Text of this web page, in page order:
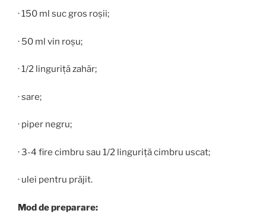
· 150 ml suc gros roșii;
· 50 ml vin roșu;
· 1/2 linguriță zahăr;
· sare;
· piper negru;
· 3-4 fire cimbru sau 1/2 linguriță cimbru uscat;
· ulei pentru prăjit.
Mod de preparare: